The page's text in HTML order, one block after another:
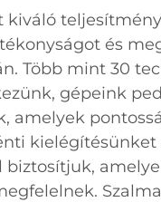
és
Több mint 30
gépeink
amelyek
kielégítésünket
biztosítjuk,